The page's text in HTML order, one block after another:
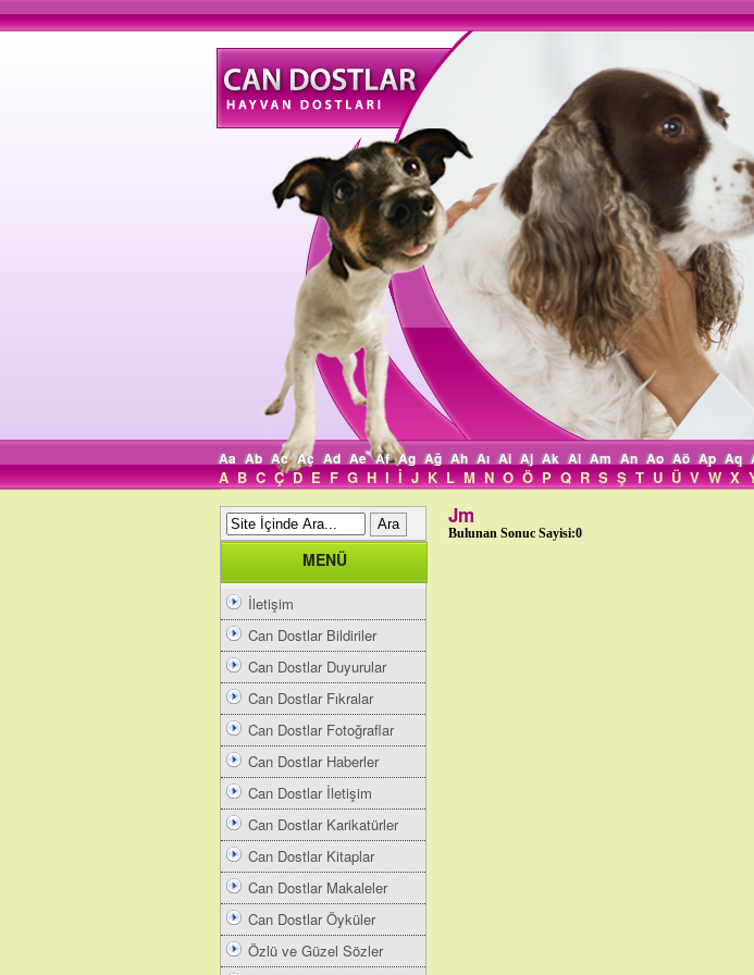
Aa Ab Ac Aç Ad Ae Af Ag Ağ Ah Aı Ai Aj Ak Al Am An Ao Aö Ap Aq
A B C Ç D E F G H I İ J K L M N O Ö P Q R S Ş T U Ü V W X
MENÜ
İletişim
Can Dostlar Bildiriler
Can Dostlar Duyurular
Can Dostlar Fıkralar
Can Dostlar Fotoğraflar
Can Dostlar Haberler
Can Dostlar İletişim
Can Dostlar Karikatürler
Can Dostlar Kitaplar
Can Dostlar Makaleler
Can Dostlar Öyküler
Özlü ve Güzel Sözler
Jm
Bulunan Sonuc Sayisi:0